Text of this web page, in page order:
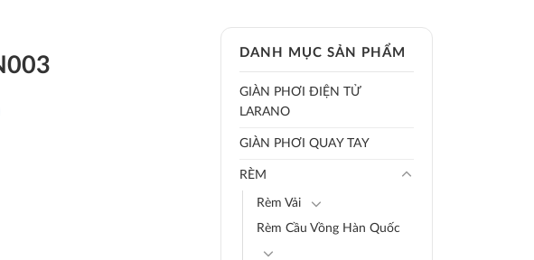
DANH MỤC SẢN PHẨM
GIÀN PHƠI ĐIỆN TỬ
LARANO
GIÀN PHƠI QUAY TAY
RÈM
Rèm Vải
Rèm Cầu Vồng Hàn Quốc